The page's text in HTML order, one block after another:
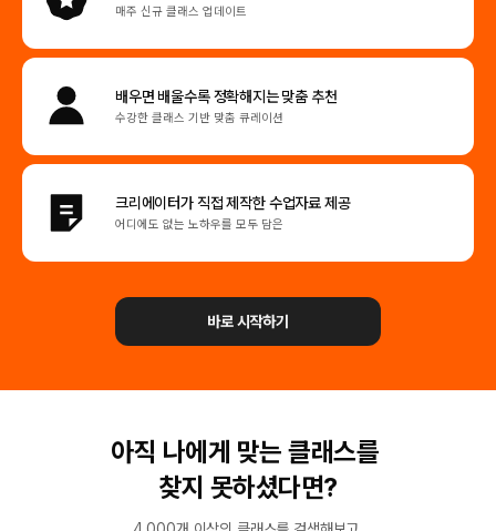
매주 신규 클래스 업데이트
배우면 배울수록 정확해지는 맞춤 추천
수강한 클래스 기반 맞춤 큐레이션
크리에이터가 직접 제작한 수업자료 제공
어디에도 없는 노하우를 모두 담은
바로 시작하기
아직 나에게 맞는 클래스를
찾지 못하셨다면?